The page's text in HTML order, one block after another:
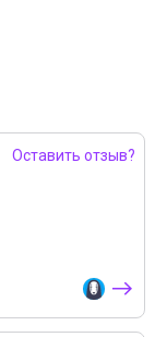
Оставить отзыв?